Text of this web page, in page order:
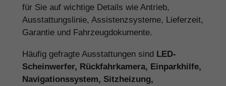
für Sie auf wichtige Details wie Antrieb,
Ausstattungslinie, Assistenzsysteme, Lieferzeit,
Garantie und Fahrzeugdokumente.
Häufig gefragte Ausstattungen sind LED-
Scheinwerfer, Rückfahrkamera, Einparkhilfe,
Navigationssystem, Sitzheizung,